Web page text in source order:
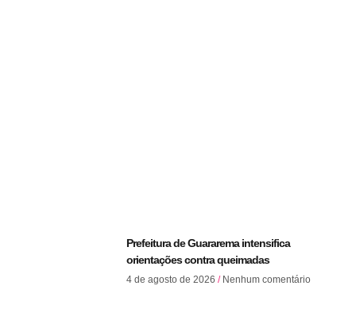
Prefeitura de Guararema intensifica
orientações contra queimadas
4 de agosto de 2026 Nenhum comentário